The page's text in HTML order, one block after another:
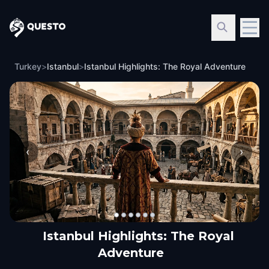
Questo
Turkey>Istanbul>Istanbul Highlights: The Royal Adventure
‹ ›
Istanbul Highlights: The Royal
Adventure